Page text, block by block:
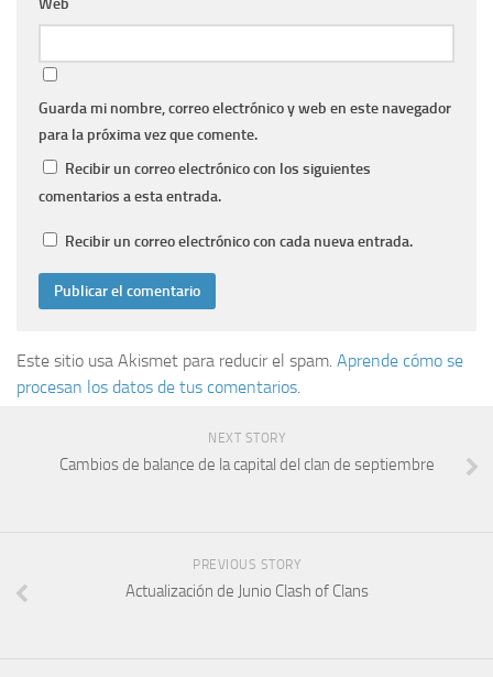
Guarda mi nombre, correo electrónico y web en este navegador
para la próxima vez que comente.
Recibir un correo electrónico con los siguientes
comentarios a esta entrada.
Recibir un correo electrónico con cada nueva entrada.
Este sitio usa Akismet para reducir el spam. Aprende cómo se
procesan los datos de tus comentarios.
NEXT STORY
Cambios de balance de la capital del clan de septiembre
PREVIOUS STORY
Actualización de Junio Clash of Clans